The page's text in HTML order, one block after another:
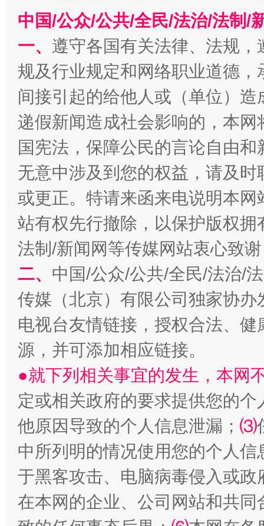
在谋一域中谋全局
今
习近平的博鳌关键词
魏明亮
“刷贴”乱象丛生
生
揭批美国五大"原罪" "炒
中国/公众/公共/全民/法治/法制/
一、 遵守各国有关法律、法规
规及行业规定和网络职业道德
间接引起的给他人或（单位）
递假新闻造成社会影响的，本
国宪法，保障公民的言论自由
无意中涉及到您的权益，请及
或更正。特请来函来电说明本
站有权先行撤除，以保护版权
法制/新闻网等传媒网站衷心致
二、 中国/公众/公共/全民/法治/
传媒（北京）有限公司独家协
电视台友情链接，授权合法、
源，并可添加相应链接。
●就下列相关事宜的发生，本网
定或相关政府的要求提供您的个
他原因导致的个人信息泄漏； ⑶
中所列明的情况使用您的个人
于黑客攻击、电脑病毒侵入或
在本网的企业、公司网站和共